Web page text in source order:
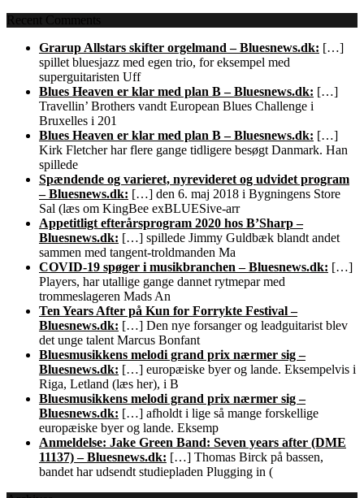
Recent Comments
Grarup Allstars skifter orgelmand – Bluesnews.dk: […]
spillet bluesjazz med egen trio, for eksempel med
superguitaristen Uff
Blues Heaven er klar med plan B – Bluesnews.dk: […]
Travellin’ Brothers vandt European Blues Challenge i
Bruxelles i 201
Blues Heaven er klar med plan B – Bluesnews.dk: […]
Kirk Fletcher har flere gange tidligere besøgt Danmark. Han
spillede
Spændende og varieret, nyrevideret og udvidet program
– Bluesnews.dk: […] den 6. maj 2018 i Bygningens Store
Sal (læs om KingBee exBLUESive-arr
Appetitligt efterårsprogram 2020 hos B’Sharp –
Bluesnews.dk: […] spillede Jimmy Guldbæk blandt andet
sammen med tangent-troldmanden Ma
COVID-19 spøger i musikbranchen – Bluesnews.dk: […]
Players, har utallige gange dannet rytmepar med
trommeslageren Mads An
Ten Years After på Kun for Forrykte Festival –
Bluesnews.dk: […] Den nye forsanger og leadguitarist blev
det unge talent Marcus Bonfant
Bluesmusikkens melodi grand prix nærmer sig –
Bluesnews.dk: […] europæiske byer og lande. Eksempelvis i
Riga, Letland (læs her), i B
Bluesmusikkens melodi grand prix nærmer sig –
Bluesnews.dk: […] afholdt i lige så mange forskellige
europæiske byer og lande. Eksemp
Anmeldelse: Jake Green Band: Seven years after (DME
11137) – Bluesnews.dk: […] Thomas Birck på bassen,
bandet har udsendt studiepladen Plugging in (